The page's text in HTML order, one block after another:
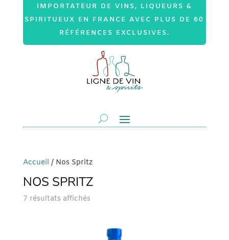
IMPORTATEUR DE VINS, LIQUEURS &
SPIRITUEUX EN FRANCE AVEC PLUS DE 60
RÉFÉRENCES EXCLUSIVES.
Accueil / Nos Spritz
NOS SPRITZ
7 résultats affichés